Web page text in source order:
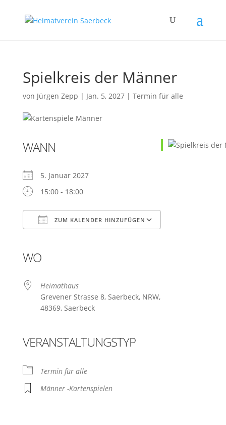
Spielkreis der Männer
von Jürgen Zepp | Jan. 5, 2027| Termin für alle
WANN
5. Januar 2027
15:00 - 18:00
ZUM KALENDER HINZUFÜGEN
WO
Heimathaus
Grevener Strasse 8, Saerbeck, NRW,
48369, Saerbeck
VERANSTALTUNGSTYP
Termin für alle
Männer -Kartenspielen